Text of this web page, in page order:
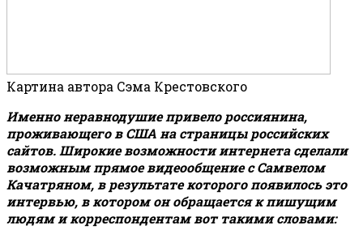
Картина автора Сэма Крестовского
Именно неравнодушие привело россиянина,
проживающего в США на страницы российских
сайтов. Широкие возможности интернета сделали
возможным прямое видеообщение с Самвелом
Качатряном, в результате которого появилось это
интервью, в котором он обращается к пишущим
людям и корреспондентам вот такими словами: